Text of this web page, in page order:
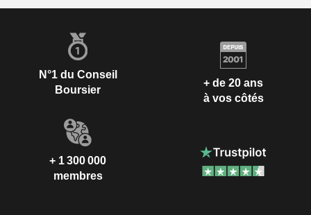
N°1 du Conseil
Boursier
+ de 20 ans
à vos côtés
+ 1 300 000
membres